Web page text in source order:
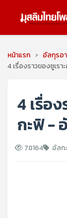
หน้าแรก › อัลกุรอ
4 เรื่องราวของซูเร
4 เรื่อ
กะฟิ -
78164 อัลก